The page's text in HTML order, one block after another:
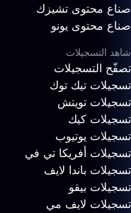
صناع محتوى تشيزك
صناع محتوى يونو
شاهد التسجيلات
تصفّح التسجيلات
تسجيلات تيك توك
تسجيلات تويتش
تسجيلات كيك
تسجيلات يوتيوب
تسجيلات أفريكا تي في
تسجيلات باندا لايف
تسجيلات بيقو
تسجيلات لايف مي